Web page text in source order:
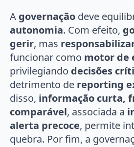
A governação deve
autonomia. Com efeito,
gerir, mas
funcionar como motor de
privilegiando decisões
detrimento de reporting
disso, informação curta,
comparável, associada a
alerta precoce, permite
quebra. Por fim, a